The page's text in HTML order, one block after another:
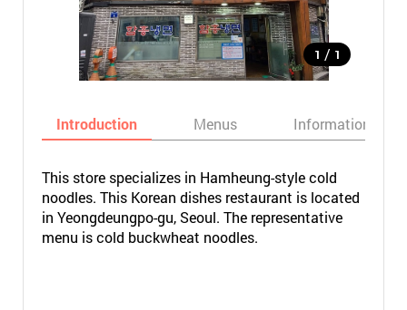
1 / 1
Introduction Menus Informations
This store specializes in Hamheung-style cold
noodles. This Korean dishes restaurant is located
in Yeongdeungpo-gu, Seoul. The representative
menu is cold buckwheat noodles.